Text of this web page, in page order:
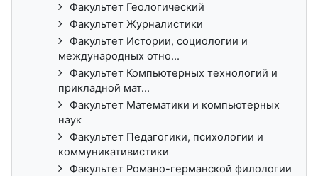
Факультет Геологический
Факультет Журналистики
Факультет Истории, социологии и
международных отно...
Факультет Компьютерных технологий и
прикладной мат...
Факультет Математики и компьютерных
наук
Факультет Педагогики, психологии и
коммуникативистики
Факультет Романо-германской филологии